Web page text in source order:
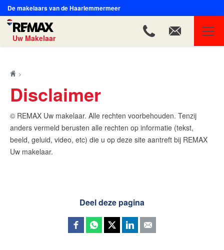
De makelaars van de Haarlemmermeer
Uw Makelaar
Ons team
Onze expertises
Huis verkopen
Huis kopen
Wijziging energielabels per 1
Disclaimer
© REMAX Uw makelaar. Alle rechten voorbehouden. Tenzij
anders vermeld berusten alle rechten op informatie (tekst,
beeld, geluid, video, etc) die u op deze site aantreft bij REMAX
Uw makelaar.
Deel deze pagina